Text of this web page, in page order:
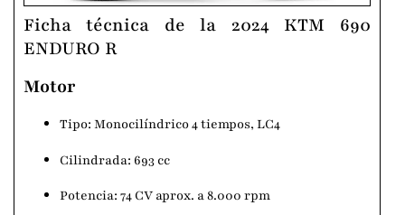
Ficha técnica de la 2024 KTM 690
ENDURO R
Motor
Tipo: Monocilíndrico 4 tiempos, LC4
Cilindrada: 693 cc
Potencia: 74 CV aprox. a 8.000 rpm